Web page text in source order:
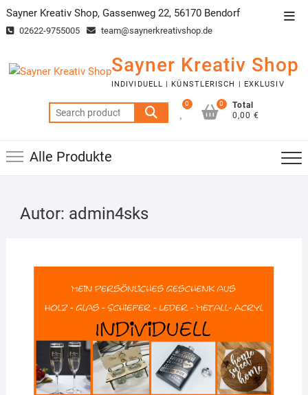
Skip
to
Sayner Kreativ Shop, Gassenweg 22, 56170 Bendorf
02622-9755005 team@saynerkreativshop.de
Sayner Kreativ Shop
INDIVIDUELL | KÜNSTLERISCH | EXKLUSIV
Search
for:
0
Total
0,00 €
0
Alle Produkte
Autor: admin4sks